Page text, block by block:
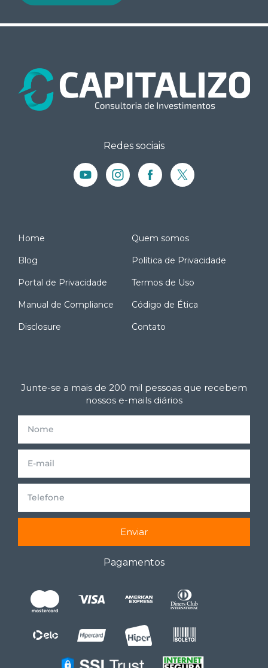
Redes sociais
Home Quem somos
Blog Política de Privacidade
Portal de Privacidade Termos de Uso
Manual de Compliance Código de Ética
Disclosure Contato
Junte-se a mais de 200 mil pessoas que recebem
nossos e-mails diários
Enviar
Pagamentos